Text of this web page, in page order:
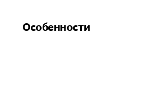
Особенности